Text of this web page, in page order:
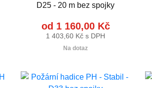
D25 - 20 m bez spojky
od 1 160,00 Kč
1 403,60 Kč s DPH
Na dotaz